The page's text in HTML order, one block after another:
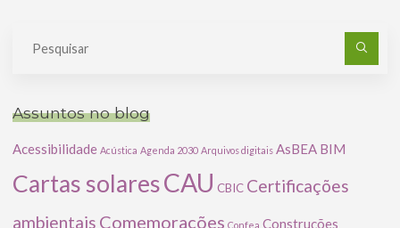
Assuntos no blog
Acessibilidade Acústica Agenda 2030 Arquivos digitais AsBEA BIM
Cartas solaresCAU CBIC Certificações
ambientais Comemorações Confea Construções